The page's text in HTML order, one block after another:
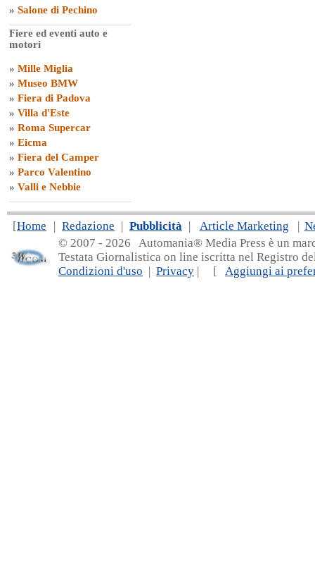
» Salone di Pechino
Fiere ed eventi auto e
motori
» Mille Miglia
» Museo BMW
» Fiera di Padova
» Villa d'Este
» Roma Supercar
» Eicma
» Fiera del Camper
» Parco Valentino
» Valli e Nebbie
[Home | Redazione | Pubblicità | Article Marketing |
© 2007 - 2026 Automania® Media Press è un
Testata Giornalistica on line iscritta nel Registro
Condizioni d'uso | Privacy | [ Aggiungi ai